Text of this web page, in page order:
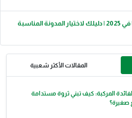
أنواع المدونات الأكثر ربحًا في 2025 | دليلك لاختيار المدونة المناسبة
المقالات الأكثر شعبية
المركبة: كيف تبني ثروة مستدامة
صغيرة؟